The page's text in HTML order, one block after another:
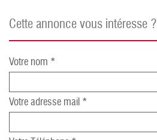
cette annonce vous intéresse ?
Votre nom *
Votre adresse mail *